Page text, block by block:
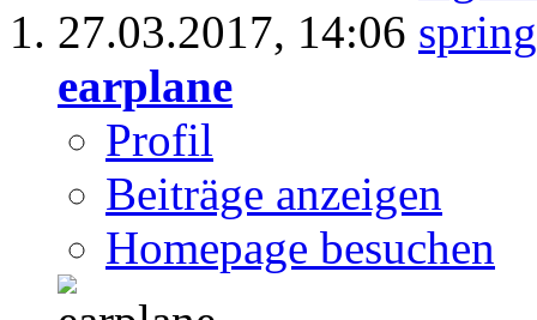
27.03.2017, 14:06
earplane
Profil
Beiträge anzeigen
Homepage besuchen